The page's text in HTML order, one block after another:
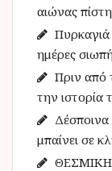
ι
α
αιώνας
ημέρες
Πριν από
την ιστορία
μπαίνει σε